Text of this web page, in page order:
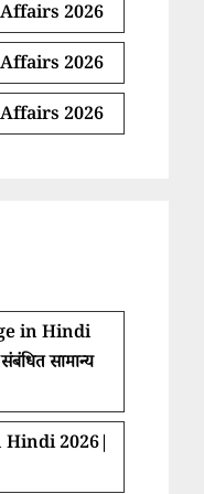
2026
2026
2026
in Hindi
सामान्य
Hindi 2026|